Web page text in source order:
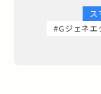
ス
#Gジェネエ